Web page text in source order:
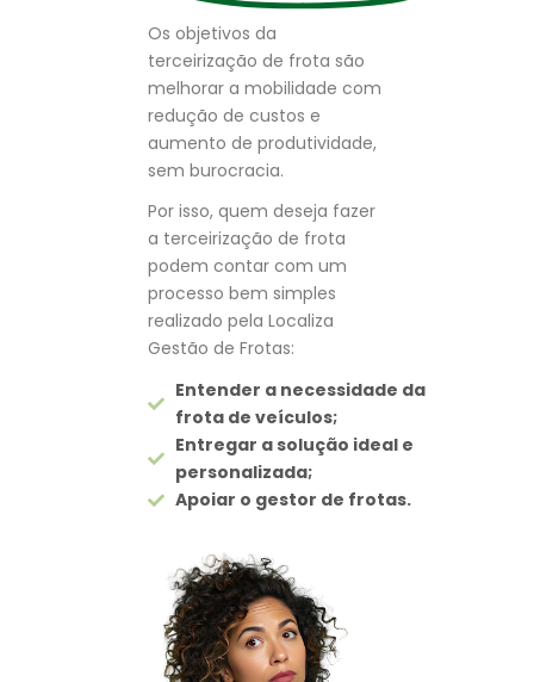
Os objetivos da
terceirização de frota são
melhorar a mobilidade com
redução de custos e
aumento de produtividade,
sem burocracia.
Por isso, quem deseja fazer
a terceirização de frota
podem contar com um
processo bem simples
realizado pela Localiza
Gestão de Frotas:
Entender a necessidade da
frota de veículos;
Entregar a solução ideal e
personalizada;
Apoiar o gestor de frotas.